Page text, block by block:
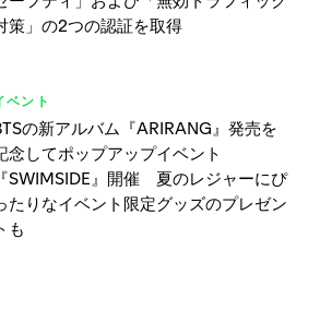
策」の2つの認証を取得
ベント
の新アルバム『ARIRANG』発売を
念してポップアップイベント
『SWIMSIDE』開催 夏のレジャーにぴ
たりなイベント限定グッズのプレゼン
も